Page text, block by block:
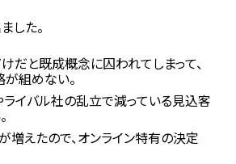
した。
だと既成概念に囚われてしまって、
組めない。
イバル社の乱立で減っている見込客
増えたので、オンライン特有の決定